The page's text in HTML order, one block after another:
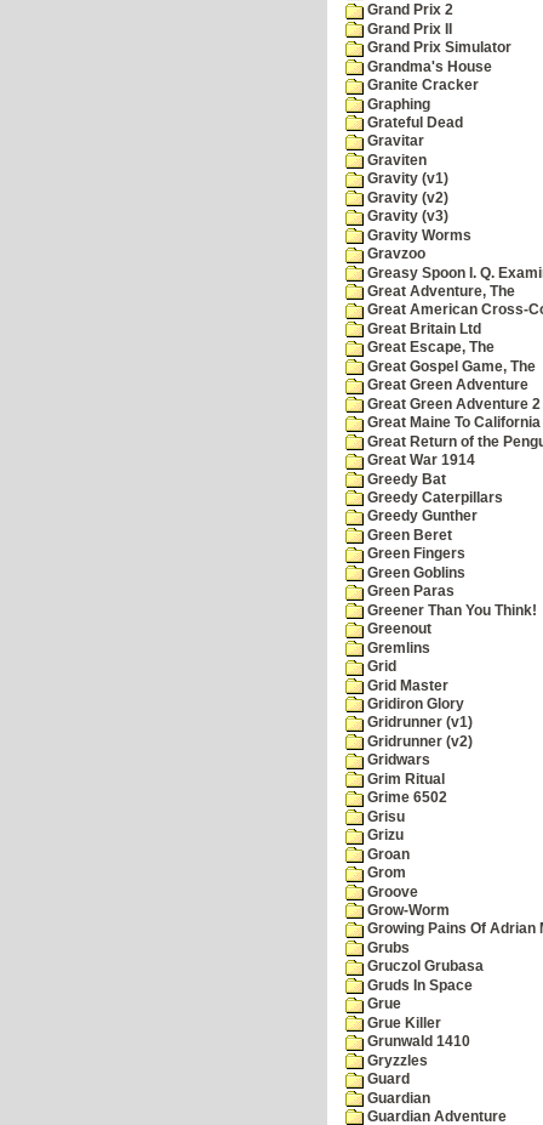
Grand Prix 2
Grand Prix II
Grand Prix Simulator
Grandma's House
Granite Cracker
Graphing
Grateful Dead
Gravitar
Graviten
Gravity (v1)
Gravity (v2)
Gravity (v3)
Gravity Worms
Gravzoo
Greasy Spoon I. Q.
Great Adventure, The
Great American Cross-
Great Britain Ltd
Great Escape, The
Great Gospel Game, The
Great Green Adventure
Great Green Adventure
Great Maine To
Great Return of the
Great War 1914
Greedy Bat
Greedy Caterpillars
Greedy Gunther
Green Beret
Green Fingers
Green Goblins
Green Paras
Greener Than You Think!
Greenout
Gremlins
Grid
Grid Master
Gridiron Glory
Gridrunner (v1)
Gridrunner (v2)
Gridwars
Grim Ritual
Grime 6502
Grisu
Grizu
Groan
Grom
Groove
Grow-Worm
Growing Pains Of Adrian
Grubs
Gruczol Grubasa
Gruds In Space
Grue
Grue Killer
Grunwald 1410
Gryzzles
Guard
Guardian
Guardian Adventure